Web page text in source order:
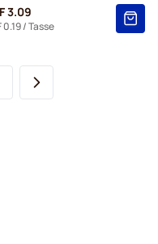
3.09
0.19/ Tasse
gerade die Seite